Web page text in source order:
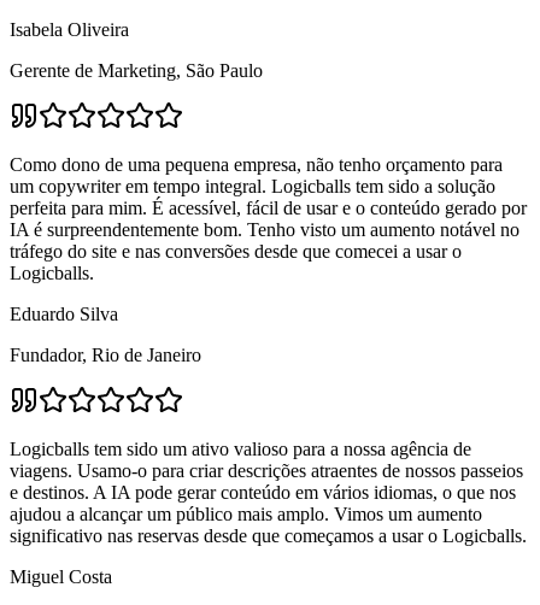
Isabela Oliveira
Gerente de Marketing, São Paulo
Como dono de uma pequena empresa, não tenho orçamento para
um copywriter em tempo integral. Logicballs tem sido a solução
perfeita para mim. É acessível, fácil de usar e o conteúdo gerado por
IA é surpreendentemente bom. Tenho visto um aumento notável no
tráfego do site e nas conversões desde que comecei a usar o
Logicballs.
Eduardo Silva
Fundador, Rio de Janeiro
Logicballs tem sido um ativo valioso para a nossa agência de
viagens. Usamo-o para criar descrições atraentes de nossos passeios
e destinos. A IA pode gerar conteúdo em vários idiomas, o que nos
ajudou a alcançar um público mais amplo. Vimos um aumento
significativo nas reservas desde que começamos a usar o Logicballs.
Miguel Costa